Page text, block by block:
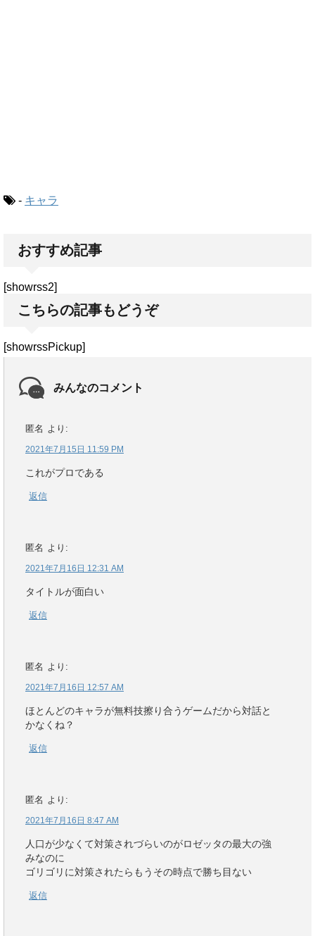
- キャラ
おすすめ記事
[showrss2]
こちらの記事もどうぞ
[showrssPickup]
みんなのコメント
匿名 より:
2021年7月15日 11:59 PM
これがプロである
返信
匿名 より:
2021年7月16日 12:31 AM
タイトルが面白い
返信
匿名 より:
2021年7月16日 12:57 AM
ほとんどのキャラが無料技擦り合うゲームだから対話と
かなくね？
返信
匿名 より:
2021年7月16日 8:47 AM
人口が少なくて対策されづらいのがロゼッタの最大の強
みなのに
ゴリゴリに対策されたらもうその時点で勝ち目ない
返信